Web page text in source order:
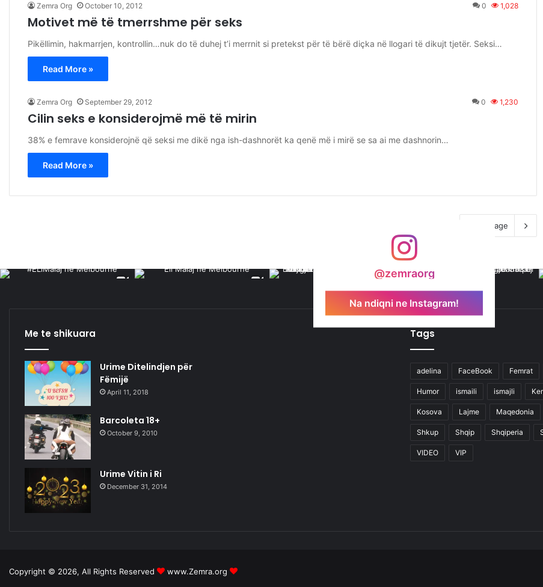
Zemra Org October 10, 2012 0 1,028
Motivet më të tmerrshme për seks
Pikëllimin, hakmarrjen, kontrollin…nuk do të duhej t’i merrnit si pretekst për të bërë diçka në llogari të dikujt tjetër. Seksi…
Read More »
Zemra Org September 29, 2012 0 1,230
Cilin seks e konsiderojmë më të mirin
38% e femrave konsiderojnë që seksi me dikë nga ish-dashnorët ka qenë më i mirë se sa ai me dashnorin…
Read More »
Next page
@zemraorg
Na ndiqni ne Instagram!
Me te shikuara
Urime Ditelindjen për
Fëmijë
April 11, 2018
Barcoleta 18+
October 9, 2010
Urime Vitin i Ri
December 31, 2014
Tags
adelina FaceBook Femrat
Humor ismaili ismajli
Kosova Lajme Maqedonia
Shkup Shqip Shqiperia
VIDEO VIP
Copyright © 2026, All Rights Reserved www.Zemra.org